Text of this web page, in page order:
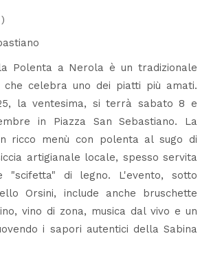
)
Polenta a Nerola è un tradizionale
che celebra uno dei piatti più amati.
la ventesima, si terrà sabato 8 e
in Piazza San Sebastiano. La
ricco menù con polenta al sugo di
artigianale locale, spesso servita
"scifetta" di legno. L'evento, sotto
Orsini, include anche bruschette
vino di zona, musica dal vivo e un
i sapori autentici della Sabina